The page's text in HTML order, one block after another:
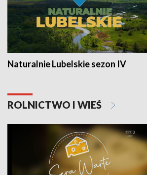
Naturalnie Lubelskie sezon IV
ROLNICTWO I WIEŚ